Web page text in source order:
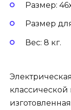
Размер:
Размер
Вес: 8 кг.